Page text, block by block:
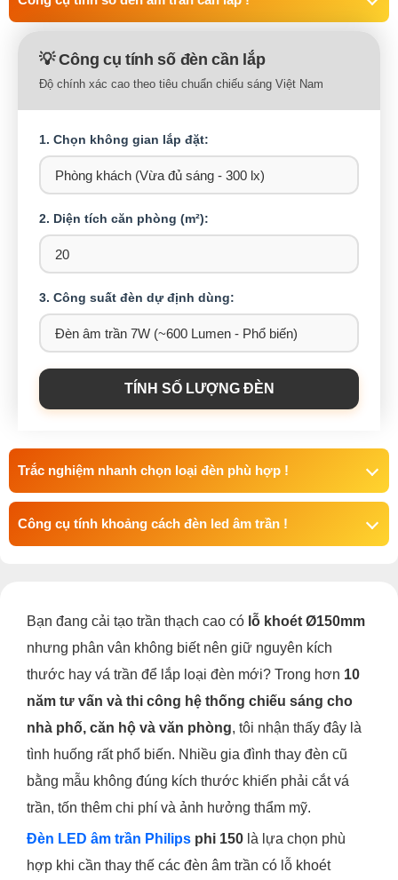
💡 Công cụ tính số đèn cần lắp
Độ chính xác cao theo tiêu chuẩn chiếu sáng Việt Nam
1. Chọn không gian lắp đặt:
2. Diện tích căn phòng (m²):
3. Công suất đèn dự định dùng:
TÍNH SỐ LƯỢNG ĐÈN
Trắc nghiệm nhanh chọn loại đèn phù hợp !
Công cụ tính khoảng cách đèn led âm trần !
Bạn đang cải tạo trần thạch cao có lỗ khoét Ø150mm
nhưng phân vân không biết nên giữ nguyên kích
thước hay vá trần để lắp loại đèn mới? Trong hơn 10
năm tư vấn và thi công hệ thống chiếu sáng cho
nhà phố, căn hộ và văn phòng, tôi nhận thấy đây là
tình huống rất phổ biến. Nhiều gia đình thay đèn cũ
bằng mẫu không đúng kích thước khiến phải cắt vá
trần, tốn thêm chi phí và ảnh hưởng thẩm mỹ.
Đèn LED âm trần Philips phi 150 là lựa chọn phù
hợp khi cần thay thế các đèn âm trần có lỗ khoét